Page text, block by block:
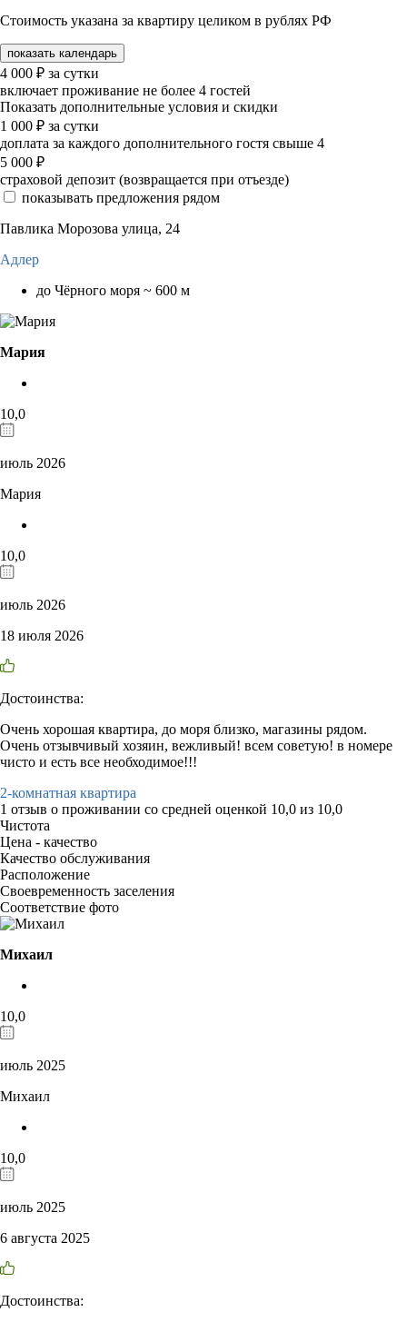
Стоимость указана за квартиру целиком в рублях РФ
показать календарь
4 000 ₽ за сутки
включает проживание не более 4 гостей
Показать дополнительные условия и скидки
1 000 ₽ за сутки
доплата за каждого дополнительного гостя свыше 4
5 000 ₽
страховой депозит (возвращается при отъезде)
показывать предложения рядом
Павлика Морозова улица, 24
Адлер
до Чёрного моря ~ 600 м
Мария
10,0
июль 2026
Мария
10,0
июль 2026
18 июля 2026
Достоинства:
Очень хорошая квартира, до моря близко, магазины рядом.
Очень отзывчивый хозяин, вежливый! всем советую! в номере
чисто и есть все необходимое!!!
2-комнатная квартира
1 отзыв о проживании со средней оценкой 10,0 из 10,0
Чистота
Цена - качество
Качество обслуживания
Расположение
Своевременность заселения
Соответствие фото
Михаил
10,0
июль 2025
Михаил
10,0
июль 2025
6 августа 2025
Достоинства: